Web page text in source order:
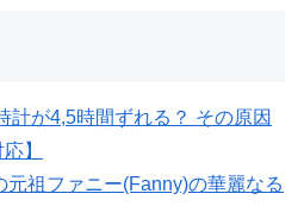
計が4,5時間ずれる？ その原因
】
元祖ファニー(Fanny)の華麗なる